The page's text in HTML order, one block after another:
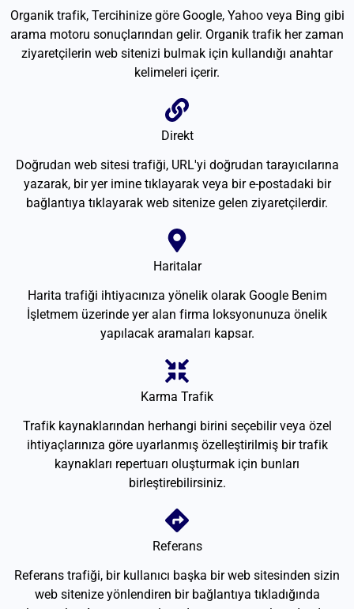
Organik trafik, Tercihinize göre Google, Yahoo veya Bing gibi
arama motoru sonuçlarından gelir. Organik trafik her zaman
ziyaretçilerin web sitenizi bulmak için kullandığı anahtar
kelimeleri içerir.
Direkt
Doğrudan web sitesi trafiği, URL'yi doğrudan tarayıcılarına
yazarak, bir yer imine tıklayarak veya bir e-postadaki bir
bağlantıya tıklayarak web sitenize gelen ziyaretçilerdir.
Haritalar
Harita trafiği ihtiyacınıza yönelik olarak Google Benim
İşletmem üzerinde yer alan firma loksyonunuza önelik
yapılacak aramaları kapsar.
Karma Trafik
Trafik kaynaklarından herhangi birini seçebilir veya özel
ihtiyaçlarınıza göre uyarlanmış özelleştirilmiş bir trafik
kaynakları repertuarı oluşturmak için bunları
birleştirebilirsiniz.
Referans
Referans trafiği, bir kullanıcı başka bir web sitesinden sizin
web sitenize yönlendiren bir bağlantıya tıkladığında